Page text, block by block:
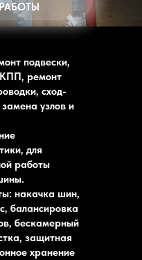
подвески,
ремонт
сход-
узлов и
для
работы
накачка шин,
балансировка
бескамерный
защитная
хранение